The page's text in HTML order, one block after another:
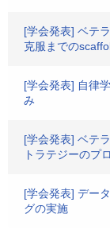
[学会発表] ベテ
克服までの
[学会発表] 自律
み
[学会発表] ベテ
トラテジーのプ
[学会発表] デー
グの実施